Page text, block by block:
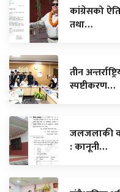
कांग्रेसको
तथा…
तीन
स्पष्टीकरण…
जलजलाकी
: कानूनी…